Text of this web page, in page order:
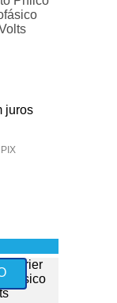
juros